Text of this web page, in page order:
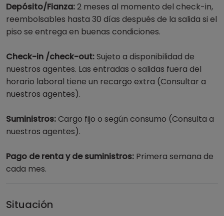
Depósito/Fianza:2 meses al momento del check-in,
reembolsables hasta 30 días después de la salida si el
piso se entrega en buenas condiciones.
Check-in /check-out:Sujeto a disponibilidad de
nuestros agentes. Las entradas o salidas fuera del
horario laboral tiene un recargo extra (Consultar a
nuestros agentes).
Suministros:Cargo fijo o según consumo (Consulta a
nuestros agentes).
Pago de renta y de suministros: Primera semana de
cada mes.
Situación